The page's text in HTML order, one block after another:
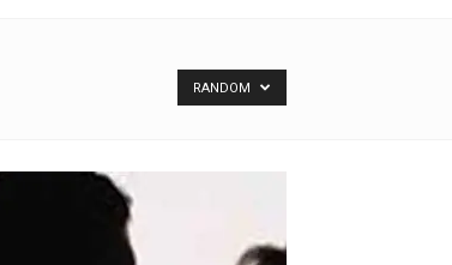
RANDOM